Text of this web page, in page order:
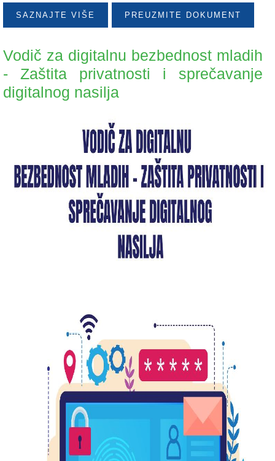
SAZNAJTE VIŠE PREUZMITE DOKUMENT
Vodič za digitalnu bezbednost mladih
- Zaštita privatnosti i sprečavanje
digitalnog nasilja